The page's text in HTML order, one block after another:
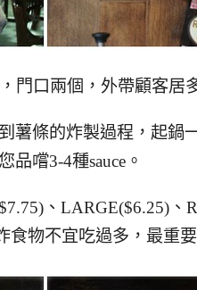
門口兩個，外帶顧客居
薯條的炸製過程，起鍋
品嚐3-4種sauce。
、LARGE($6.25)、
食物不宜吃過多，最重